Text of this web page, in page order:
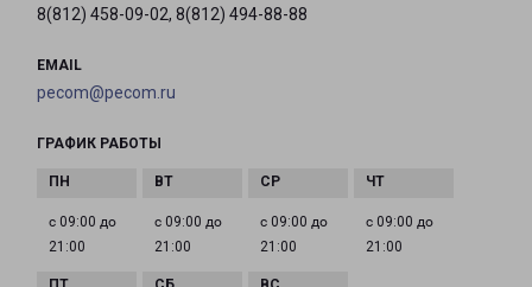
8(812) 458-09-02, 8(812) 494-88-88
EMAIL
pecom@pecom.ru
ГРАФИК РАБОТЫ
с 09:00 до
21:00
с 09:00 до
21:00
с 09:00 до
21:00
с 09:00 до
21:00